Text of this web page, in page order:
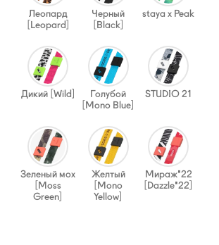
Леопард
[Leopard]
Черный
[Black]
staya x Peak
Дикий [Wild]
Голубой
[Mono Blue]
STUDIO 21
Зеленый мох
[Moss
Green]
Желтый
[Mono
Yellow]
Мираж'22
[Dazzle'22]